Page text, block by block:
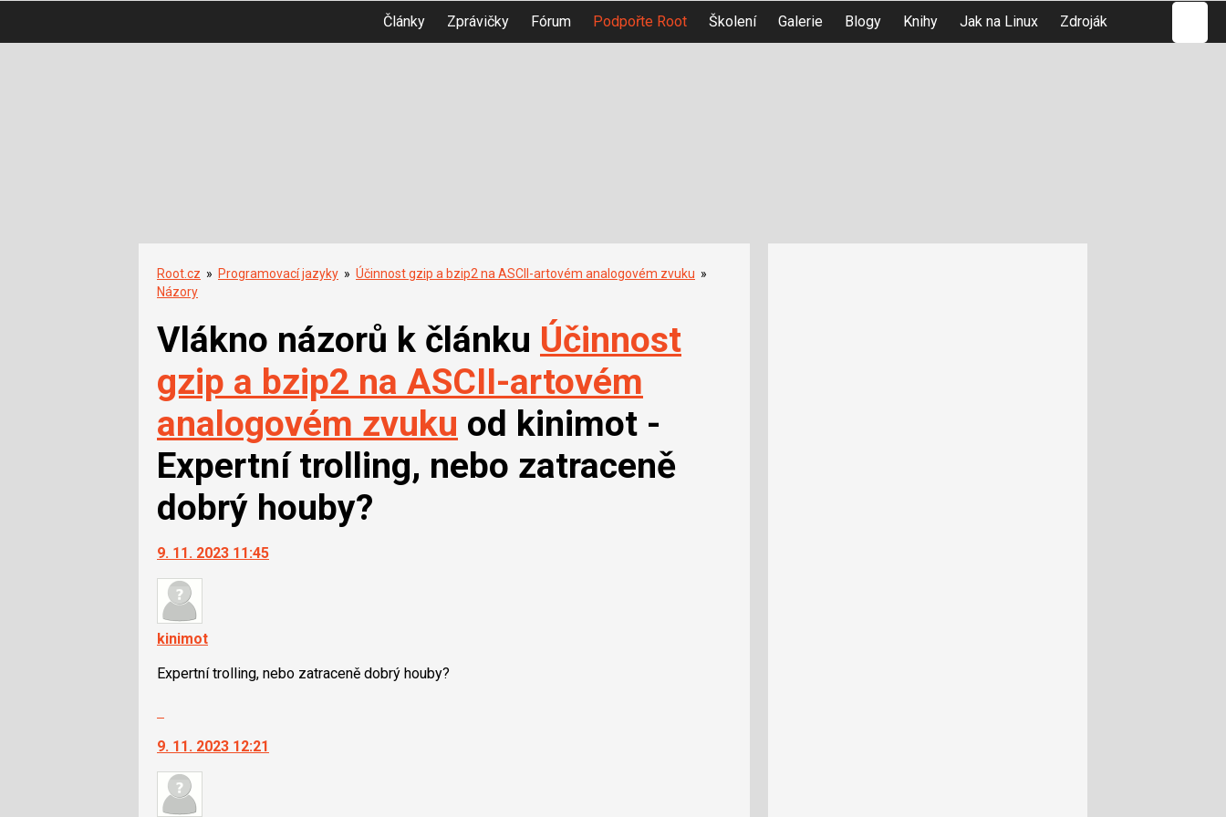
Články Zprávičky Fórum Podpořte Root Školení Galerie Blogy Knihy Jak na Linux Zdroják
Root.cz » Programovací jazyky » Účinnost gzip a bzip2 na ASCII-artovém analogovém zvuku »
Názory
Vlákno názorů k článku Účinnost
gzip a bzip2 na ASCII-artovém
analogovém zvuku od kinimot -
Expertní trolling, nebo zatraceně
dobrý houby?
9. 11. 2023 11:45
kinimot
Expertní trolling, nebo zatraceně dobrý houby?
další
nový
názor.
9. 11. 2023 12:21